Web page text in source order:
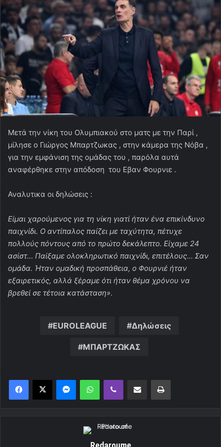
Μετά την νίκη του Ολυμπιακού στο ματς με την Παρί ,
μίλησε ο Γιώργος Μπαρτζωκας , στην κάμερα της Νόβα ,
για την εμφάνιση της ομάδας του , παρόλα αυτά
αναφέρθηκε στην απόδοση του Εβαν Φουρνιε .
Αναλυτικα οι δηλώσεις :
Είμαι χαρούμενος για τη νίκη γιατί ήταν ένα επικίνδυνο
παιχνίδι. Ο αντίπαλος παίζει με ταχύτητα, πέτυχε
πολλούς πόντους από το πρώτο δεκάλεπτο. Είχαμε 24
ασίστ… Παίξαμε ολοκληρωτικό παιχνίδι, επιτέλους… Σαν
ομάδα. Ήταν ομαδική προσπάθεια, ο Φουρνιέ ήταν
εξαιρετικός, αλλά ξέραμε ότι ήταν θέμα χρόνου να
βρεθεί σε τέτοια κατάσταση».
EUROLEAGUE Δηλώσεις
ΜΠΑΡΤΖΩΚΑΣ
MessengerWhatsAppViber Κοινοποίηση μέσω ηλεκτρονικού ταχυδρομείουΕκτύπωση